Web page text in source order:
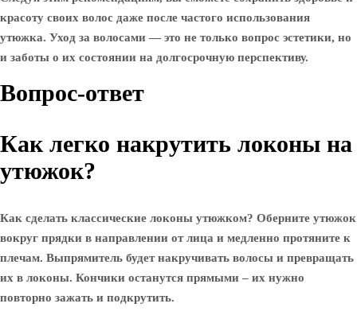
красоту своих волос даже после частого использования
утюжка. Уход за волосами — это не только вопрос эстетики, но
и заботы о их состоянии на долгосрочную перспективу.
Вопрос-ответ
Как легко накрутить локоны на
утюжок?
Как сделать классические локоны утюжком? Оберните утюжок
вокруг прядки в направлении от лица и медленно протяните к
плечам. Выпрямитель будет накручивать волосы и превращать
их в локоны. Кончики останутся прямыми – их нужно
повторно зажать и подкрутить.